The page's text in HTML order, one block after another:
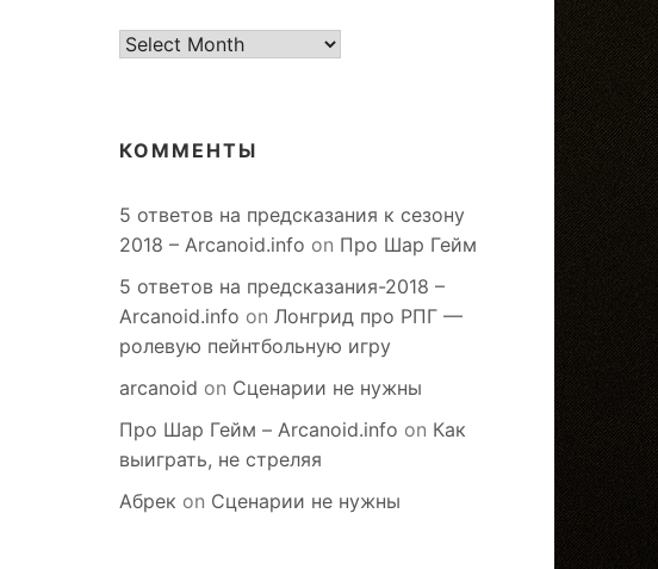
старое
КОММЕНТЫ
5 ответов на предсказания к сезону
2018 – Arcanoid.info on Про Шар Гейм
5 ответов на предсказания-2018 –
Arcanoid.info on Лонгрид про РПГ —
ролевую пейнтбольную игру
arcanoid on Сценарии не нужны
Про Шар Гейм – Arcanoid.info on Как
выиграть, не стреляя
Абрек on Сценарии не нужны